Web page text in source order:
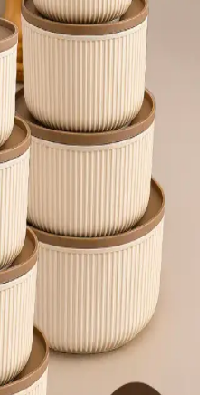
malzeme, boyut ve
estetik ve fonksiyonellik
Kare Erzak Saklama
Optimize Edin
ile gıdalarınızı taze tutan,
mutfak düzeninizi sağlar ve
Seti: Yaratıcı ve
İçin Ideal
çeşitli figürlerle yılbaşı
ve sağlıklı malzemeleriyle
mutfağınıza eğlence
Seti Pratik ve